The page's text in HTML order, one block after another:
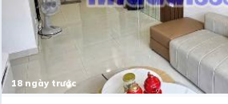
18 ngày trước